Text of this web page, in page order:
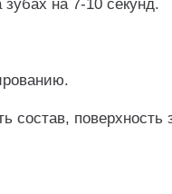
на 7-10 секунд.
состав,